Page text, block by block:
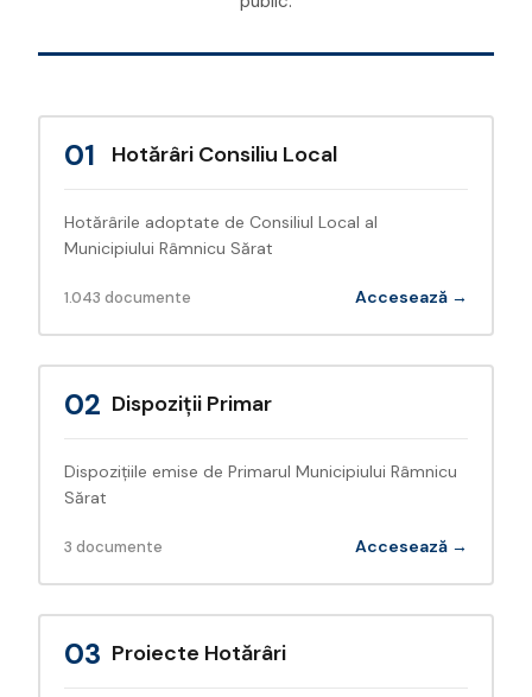
01 Hotărâri Consiliu Local
Hotărârile adoptate de Consiliul Local al
Municipiului Râmnicu Sărat
1.043 documente Accesează →
02 Dispoziții Primar
Dispozițiile emise de Primarul Municipiului Râmnicu
Sărat
3 documente Accesează →
03 Proiecte Hotărâri